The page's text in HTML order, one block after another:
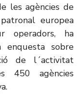
les agències de
europea
operadors, ha
sobre
de l´activitat
450 agències